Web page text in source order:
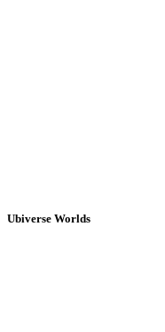
Ubiverse Worlds